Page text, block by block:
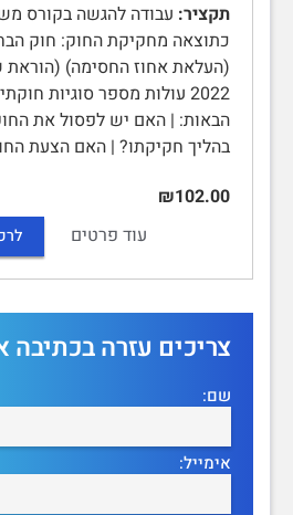
תקציר: עבודה להגשה בקורס
(העלאת אחוז החסימה)
2022 עולות מספר סוגיות
הבאות: | האם יש לפסול את
בהליך חקיקתו? | האם הצעת
₪102.00
עוד פרטים
צריכים עזרה בכתיבה
שם:
אימייל: